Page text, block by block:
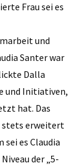
Frau sei es
und
Santer war
Dalla
und Initiativen,
hat. Das
stets erweitert
sei es Claudia
der „5-